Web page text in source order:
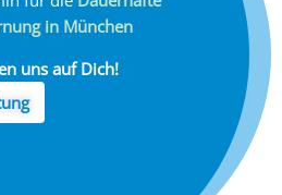
in München
uns auf Dich!